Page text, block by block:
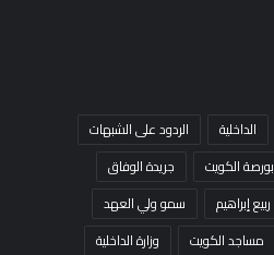
الداخلية
الردود على الشبهات
بورصة الكويت
جريدة الوفاق
ربيع إبراهيم
سمو ولي العهد
مساجد الكويت
وزارة الداخلية